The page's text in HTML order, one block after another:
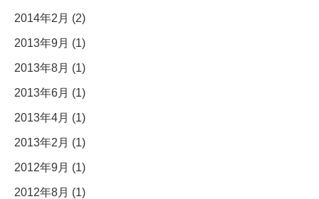
2014年2月 (2)
2013年9月 (1)
2013年8月 (1)
2013年6月 (1)
2013年4月 (1)
2013年2月 (1)
2012年9月 (1)
2012年8月 (1)